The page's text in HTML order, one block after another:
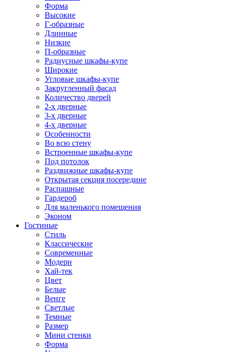
Форма
Высокие
Г-образные
Длинные
Низкие
П-образные
Радиусные шкафы-купе
Широкие
Угловые шкафы-купе
Закругленный фасад
Количество дверей
2-х дверные
3-х дверные
4-х дверные
Особенности
Во всю стену
Встроенные шкафы-купе
Под потолок
Раздвижные шкафы-купе
Открытая секция посередине
Распашные
Гардероб
Для маленького помещения
Эконом
Гостиные
Стиль
Классические
Современные
Модерн
Хай-тек
Цвет
Белые
Венге
Светлые
Темные
Размер
Мини стенки
Форма